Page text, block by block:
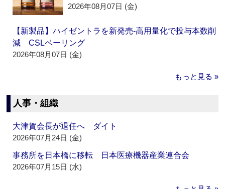
2026年08月07日 (金)
【新製品】ハイゼントラを新発売‐高用量化で投与本数削
減 CSLベーリング
2026年08月07日 (金)
もっと見る »
人事・組織
大津賀会長が退任へ ダイト
2026年07月24日 (金)
事務所を日本橋に移転 日本医療機器産業連合会
2026年07月15日 (水)